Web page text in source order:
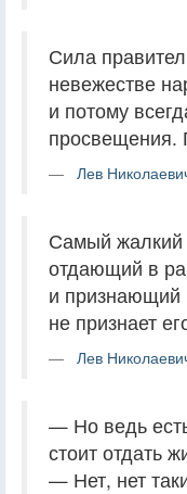
Сила
невежестве
и потому
просвещения.
Лев
Самый жалкий
отдающий в
и признающий
не признает
Лев
— Но ведь
стоит отдать
— Нет, нет